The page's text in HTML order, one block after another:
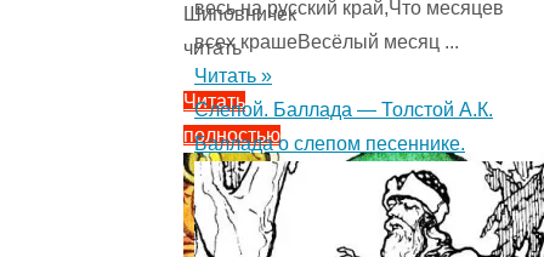
Шиповничек
читать
Читать
полностью
"Шиповничек
—
немецкая
весь на русский край,Что месяцев
всех крашеВесёлый месяц ...
Читать »
Слепой. Баллада — Толстой А.К.
Баллада о слепом песеннике.